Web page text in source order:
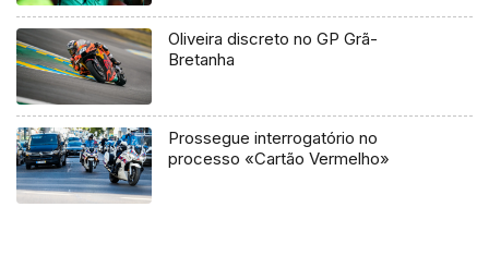
Oliveira discreto no GP Grã-
Bretanha
Prossegue interrogatório no
processo «Cartão Vermelho»